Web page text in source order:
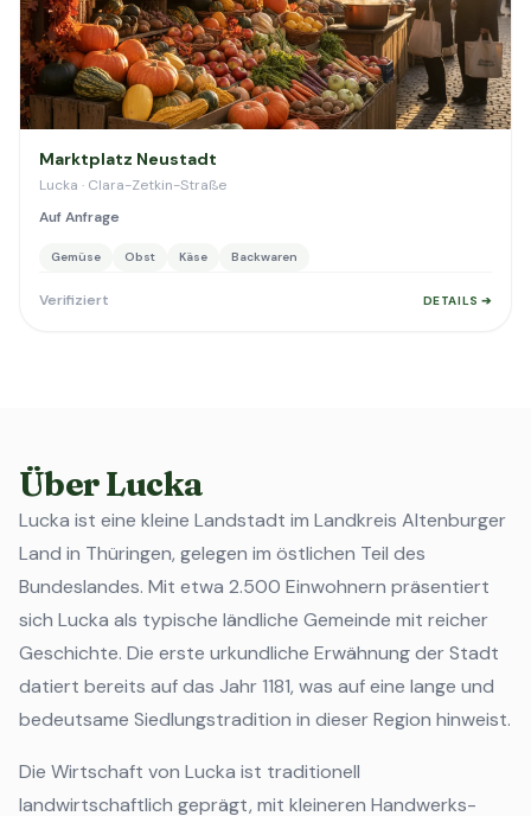
Marktplatz Neustadt
Lucka · Clara-Zetkin-Straße
Auf Anfrage
Gemüse Obst Käse Backwaren
Verifiziert DETAILS ➔
Über Lucka
Lucka ist eine kleine Landstadt im Landkreis Altenburger
Land in Thüringen, gelegen im östlichen Teil des
Bundeslandes. Mit etwa 2.500 Einwohnern präsentiert
sich Lucka als typische ländliche Gemeinde mit reicher
Geschichte. Die erste urkundliche Erwähnung der Stadt
datiert bereits auf das Jahr 1181, was auf eine lange und
bedeutsame Siedlungstradition in dieser Region hinweist.
Die Wirtschaft von Lucka ist traditionell
landwirtschaftlich geprägt, mit kleineren Handwerks-